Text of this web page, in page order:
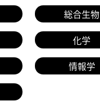
総合生物
化学
情報学